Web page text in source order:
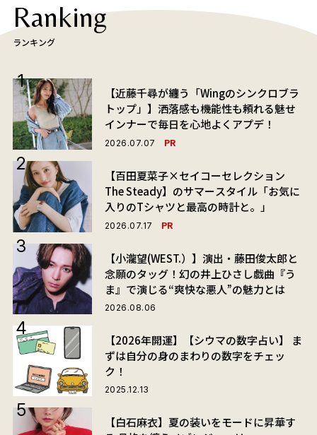
Ranking
ランキング
【近藤千尋が纏う「Wingのシンクロブラ
トップ」】洒落感も機能性も頼れる魅せ
インナーで毎日を心地よくアプデ！
2026.07.07 PR
【百田夏菜子×セイコーセレクション
The Steady】のサマースタイル「お気に
入りのTシャツと最高の時計と。」
2026.07.17 PR
【小瀧望(WEST.）】演出・藤田俊太郎と
念願のタッグ！幻の井上ひさし戯曲『う
ま』で演じる“爽快な悪人”の魅力とは
2026.08.06
【2026年開運】【シウマの数字占い】 ま
ずは自分の身のまわりの数字をチェッ
ク！
2025.12.13
【白石麻衣】夏の装いをモードに昇華す